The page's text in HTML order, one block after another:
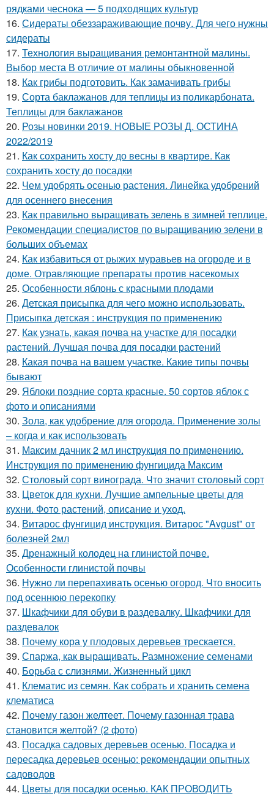
рядками чеснока — 5 подходящих культур
16. Сидераты обеззараживающие почву. Для чего нужны
сидераты
17. Технология выращивания ремонтантной малины.
Выбор места В отличие от малины обыкновенной
18. Как грибы подготовить. Как замачивать грибы
19. Сорта баклажанов для теплицы из поликарбоната.
Теплицы для баклажанов
20. Розы новинки 2019. НОВЫЕ РОЗЫ Д. ОСТИНА
2022/2019
21. Как сохранить хосту до весны в квартире. Как
сохранить хосту до посадки
22. Чем удобрять осенью растения. Линейка удобрений
для осеннего внесения
23. Как правильно выращивать зелень в зимней теплице.
Рекомендации специалистов по выращиванию зелени в
больших объемах
24. Как избавиться от рыжих муравьев на огороде и в
доме. Отравляющие препараты против насекомых
25. Особенности яблонь с красными плодами
26. Детская присыпка для чего можно использовать.
Присыпка детская : инструкция по применению
27. Как узнать, какая почва на участке для посадки
растений. Лучшая почва для посадки растений
28. Какая почва на вашем участке. Какие типы почвы
бывают
29. Яблоки поздние сорта красные. 50 сортов яблок с
фото и описаниями
30. Зола, как удобрение для огорода. Применение золы
– когда и как использовать
31. Максим дачник 2 мл инструкция по применению.
Инструкция по применению фунгицида Максим
32. Столовый сорт винограда. Что значит столовый сорт
33. Цветок для кухни. Лучшие ампельные цветы для
кухни. Фото растений, описание и уход.
34. Витарос фунгицид инструкция. Витарос "Avgust" от
болезней 2мл
35. Дренажный колодец на глинистой почве.
Особенности глинистой почвы
36. Нужно ли перепахивать осенью огород. Что вносить
под осеннюю перекопку
37. Шкафчики для обуви в раздевалку. Шкафчики для
раздевалок
38. Почему кора у плодовых деревьев трескается.
39. Спаржа, как выращивать. Размножение семенами
40. Борьба с слизнями. Жизненный цикл
41. Клематис из семян. Как собрать и хранить семена
клематиса
42. Почему газон желтеет. Почему газонная трава
становится желтой? (2 фото)
43. Посадка садовых деревьев осенью. Посадка и
пересадка деревьев осенью: рекомендации опытных
садоводов
44. Цветы для посадки осенью. КАК ПРОВОДИТЬ